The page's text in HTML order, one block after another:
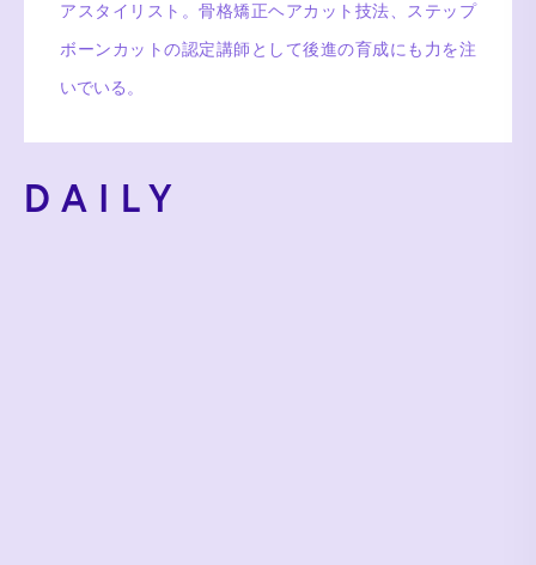
アスタイリスト。骨格矯正ヘアカット技法、ステップ
ボーンカットの認定講師として後進の育成にも力を注
いでいる。
DAILY